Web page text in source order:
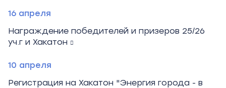
16 апреля
Награждение победителей и призеров 25/26
уч.г и Хакатон
10 апреля
Регистрация на Хакатон "Энергия города - в